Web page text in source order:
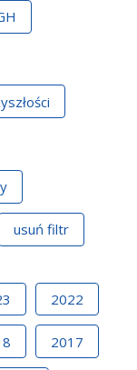
usuń filtr
2022
2017